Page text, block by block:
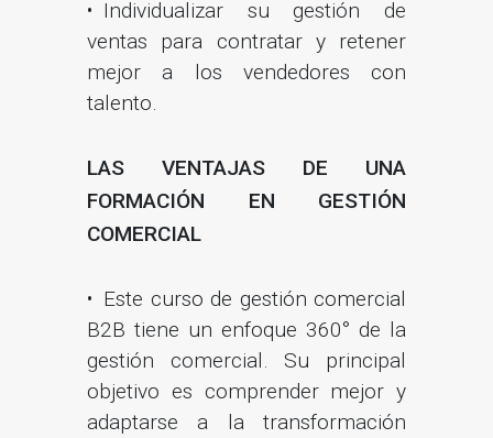
Individualizar su gestión de
ventas para contratar y retener
mejor a los vendedores con
talento.
LAS VENTAJAS DE UNA
FORMACIÓN EN GESTIÓN
COMERCIAL
Este curso de gestión comercial
B2B tiene un enfoque 360° de la
gestión comercial. Su principal
objetivo es comprender mejor y
adaptarse a la transformación